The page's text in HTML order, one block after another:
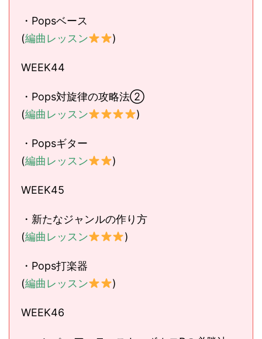
・Popsベース
(編曲レッスン )
WEEK44
・Pops対旋律の攻略法②
(編曲レッスン )
・Popsギター
(編曲レッスン )
WEEK45
・新たなジャンルの作り方
(編曲レッスン )
・Pops打楽器
(編曲レッスン )
WEEK46